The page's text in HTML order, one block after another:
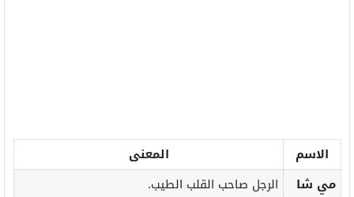
الاسم
المعنى
مي شا
الرجل صاحب القلب الطيب.